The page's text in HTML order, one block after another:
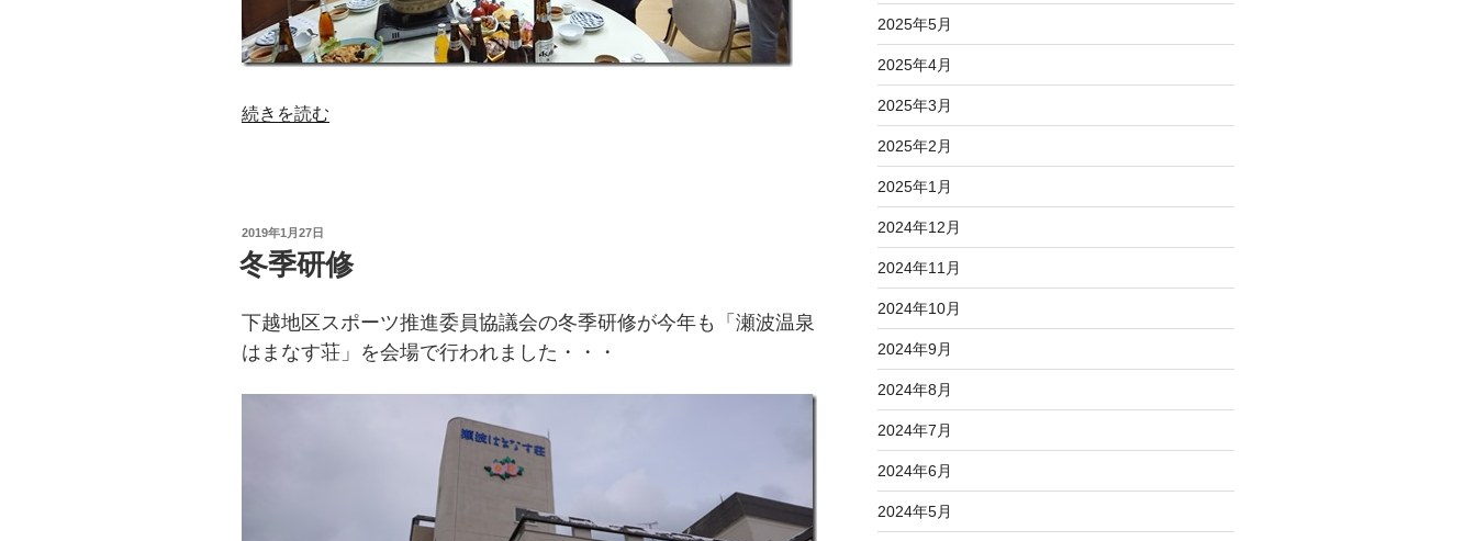
“県
の
の
続きを読む
投
稿
日:
2019年1月27日
冬季研修
下越地区スポーツ推進委員協議会の冬季研修が今年も「瀬波温泉
はまなす荘」を会場で行われました・・・
2025年5月
2025年4月
2025年3月
2025年2月
2025年1月
2024年12月
2024年11月
2024年10月
2024年9月
2024年8月
2024年7月
2024年6月
2024年5月